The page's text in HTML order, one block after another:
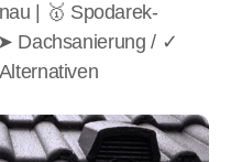
| 🥇 Spodarek-
Dachsanierung / ✓